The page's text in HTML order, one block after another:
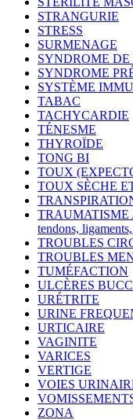
STRANGURIE
STRESS
SURMENAGE
SYNDROME
SYNDROME
SYSTÈME
TABAC
TACHYCARDIE
TÉNESME
THYROÏDE
TONG BI
TOUX
TOUX SÈCHE
TRAUMATISME
tendons,
TROUBLES
TROUBLES
TUMÉFACTION
ULCÈRES
URÉTRITE
URINE
URTICAIRE
VAGINITE
VARICES
VERTIGE
VOIES
ZONA